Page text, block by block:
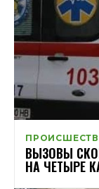
ВЫЗОВЫ
НА ЧЕТЫРЕ